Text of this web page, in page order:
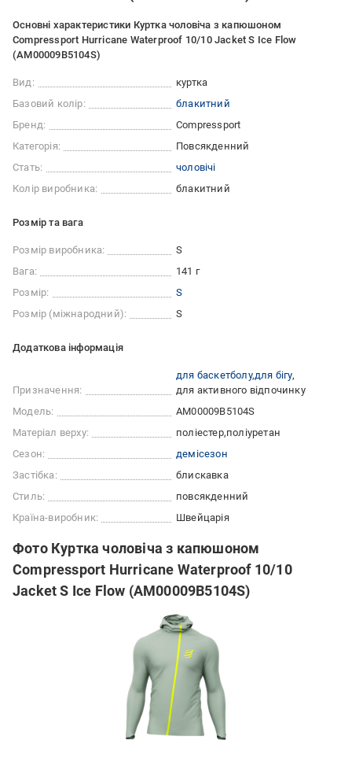
Основні характеристики Куртка чоловіча з капюшоном
Compressport Hurricane Waterproof 10/10 Jacket S Ice Flow
(AM00009B5104S)
Вид:
куртка
Базовий колір:
блакитний
Бренд:
Compressport
Категорія:
Повсякденний
Стать:
чоловічі
Колір виробника:
блакитний
Розмір та вага
Розмір виробника:
S
Вага:
141 г
Розмір:
S
Розмір (міжнародний):
S
Додаткова інформація
Призначення:
для баскетболу для бігу
для активного відпочинку
Модель:
AM00009B5104S
Матеріал верху:
поліестер поліуретан
Сезон:
демісезон
Застібка:
блискавка
Стиль:
повсякденний
Країна-виробник:
Швейцарія
Фото Куртка чоловіча з капюшоном
Compressport Hurricane Waterproof 10/10
Jacket S Ice Flow (AM00009B5104S)